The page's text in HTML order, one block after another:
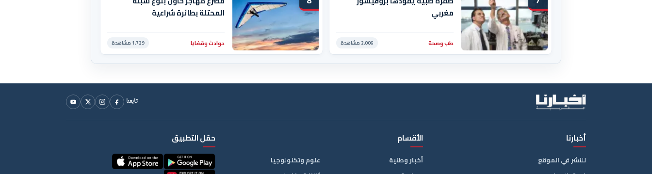
مغربي
طب وصحة 2,006 مشاهدة
المحتلة بطائرة شراعية
حوادث وقضايا 1,729 مشاهدة
تابعنا
الأقسام
أخبار وطنية
علوم وتكنولوجيا
أخبارنا
للنشر في الموقع
حمّل التطبيق